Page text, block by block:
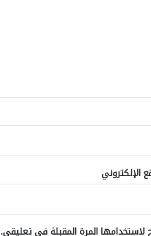
الإلكتروني
المرة المقبلة في تعليقي.